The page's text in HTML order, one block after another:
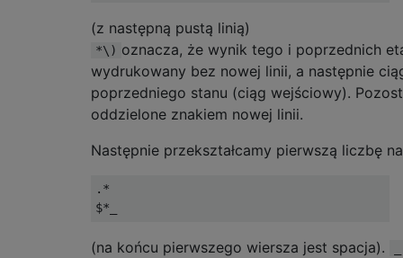
(z następną pustą linią)
*\) oznacza, że ​​wynik tego i poprzednich
wydrukowany bez nowej linii, a następnie
poprzedniego stanu (ciąg wejściowy).
oddzielone znakiem nowej linii.
Następnie przekształcamy pierwszą liczbę
.*
(na końcu pierwszego wiersza jest spacja).